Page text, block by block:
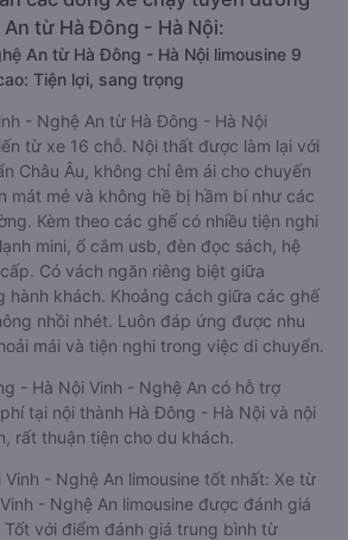
từ Hà Đông - Hà Nội:
An từ Hà Đông - Hà Nội limousine 9
Tiện lợi, sang trọng
- Nghệ An từ Hà Đông - Hà Nội
từ xe 16 chỗ. Nội thất được làm lại với
Châu Âu, không chỉ êm ái cho chuyến
mát mẻ và không hề bị hầm bí như các
Kèm theo các ghế có nhiều tiện nghi
mini, ổ cắm usb, đèn đọc sách, hệ
Có vách ngăn riêng biệt giữa
hành khách. Khoảng cách giữa các ghế
nhồi nhét. Luôn đáp ứng được nhu
mái và tiện nghi trong việc di chuyển.
- Hà Nội Vinh - Nghệ An có hỗ trợ
tại nội thành Hà Đông - Hà Nội và nội
rất thuận tiện cho du khách.
- Nghệ An limousine tốt nhất: Xe từ
- Nghệ An limousine được đánh giá
với điểm đánh giá trung bình từ